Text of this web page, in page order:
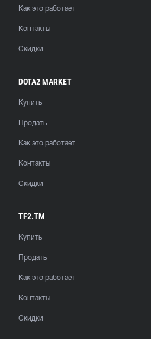
Как это работает
Контакты
Скидки
DOTA2 MARKET
Купить
Продать
Как это работает
Контакты
Скидки
TF2.TM
Купить
Продать
Как это работает
Контакты
Скидки